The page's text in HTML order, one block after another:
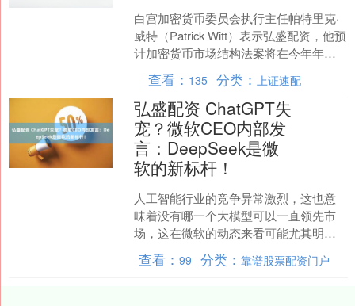
白宫加密货币委员会执行主任帕特里克·
威特（Patrick Witt）表示弘盛配资，他预
计加密货币市场结构法案将在今年年底
获得通过。 Witt在周二（9月23日）....
查看： 135 分类：上证速配
弘盛配资 ChatGPT失
宠？微软CEO内部发
言：DeepSeek是微
软的新标杆！
人工智能行业的竞争异常激烈，这也意
味着没有哪一个大模型可以一直领先市
场，这在微软的动态来看可能尤其明
显。 据消息人士称，微软首席执行官纳
德拉在员工大会上发言称，....
查看：99 分类：靠谱股票配资门户